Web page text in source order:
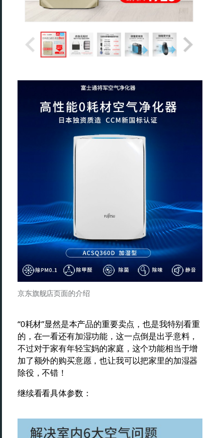
京东旗舰店页面的介绍
“0耗材”显然是本产品的重要卖点，也是我特别看重
的，在一看还有加湿功能，这一点倒是出乎意料，
不过对于家有年轻宝妈的家庭，这个功能相当于增
加了额外的购买意愿，也让我可以把家里的加湿器
除役，不错！
继续看看具体参数：